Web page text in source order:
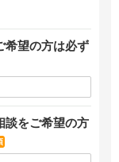
希望の方は必ず
談をご希望の方